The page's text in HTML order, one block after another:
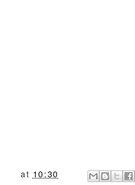
at 10:30